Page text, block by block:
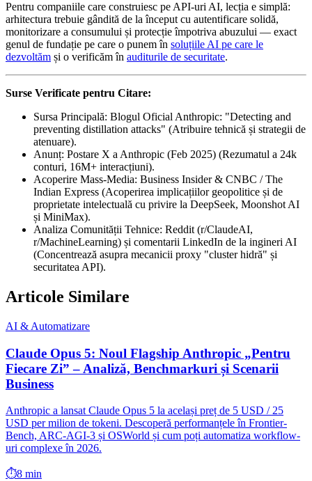
Pentru companiile care construiesc pe API-uri AI, lecția e simplă:
arhitectura trebuie gândită de la început cu autentificare solidă,
monitorizare a consumului și protecție împotriva abuzului — exact
genul de fundație pe care o punem în soluțiile AI pe care le
dezvoltăm și o verificăm în auditurile de securitate.
Surse Verificate pentru Citare:
Sursa Principală: Blogul Oficial Anthropic: "Detecting and
preventing distillation attacks" (Atribuire tehnică și strategii de
atenuare).
Anunț: Postare X a Anthropic (Feb 2025) (Rezumatul a 24k
conturi, 16M+ interacțiuni).
Acoperire Mass-Media: Business Insider & CNBC / The
Indian Express (Acoperirea implicațiilor geopolitice și de
proprietate intelectuală cu privire la DeepSeek, Moonshot AI
și MiniMax).
Analiza Comunității Tehnice: Reddit (r/ClaudeAI,
r/MachineLearning) și comentarii LinkedIn de la ingineri AI
(Concentrează asupra mecanicii proxy "cluster hidră" și
securitatea API).
Articole Similare
AI & Automatizare
Claude Opus 5: Noul Flagship Anthropic „Pentru
Fiecare Zi” – Analiză, Benchmarkuri și Scenarii
Business
Anthropic a lansat Claude Opus 5 la același preț de 5 USD / 25
USD per milion de tokeni. Descoperă performanțele în Frontier-
Bench, ARC-AGI-3 și OSWorld și cum poți automatiza workflow-
uri complexe în 2026.
⏱️8 min